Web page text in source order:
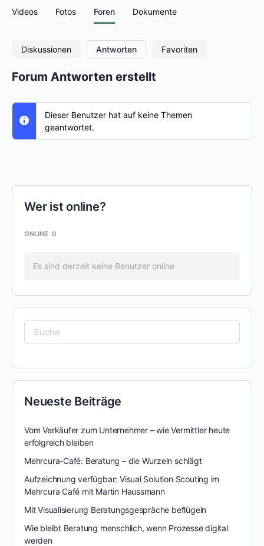
Videos Fotos Foren Dokumente
Diskussionen Antworten Favoriten
Forum Antworten erstellt
Dieser Benutzer hat auf keine Themen
geantwortet.
Wer ist online?
ONLINE 0
Es sind derzeit keine Benutzer online
Neueste Beiträge
Vom Verkäufer zum Unternehmer – wie Vermittler heute
erfolgreich bleiben
Mehrcura-Café: Beratung – die Wurzeln schlägt
Aufzeichnung verfügbar: Visual Solution Scouting im
Mehrcura Café mit Martin Haussmann
Mit Visualisierung Beratungsgespräche beflügeln
Wie bleibt Beratung menschlich, wenn Prozesse digital
werden